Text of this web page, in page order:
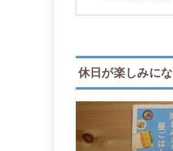
休日が楽しみに